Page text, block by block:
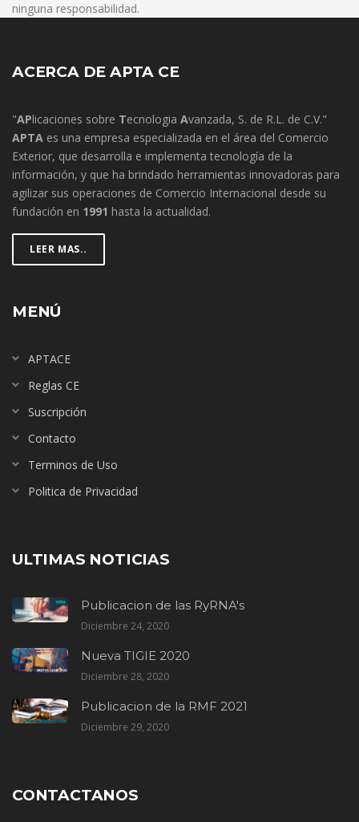
ninguna responsabilidad.
ACERCA DE APTA CE
"APlicaciones sobre Tecnologia Avanzada, S. de R.L. de C.V."
APTA es una empresa especializada en el área del Comercio
Exterior, que desarrolla e implementa tecnología de la
información, y que ha brindado herramientas innovadoras para
agilizar sus operaciones de Comercio Internacional desde su
fundación en 1991 hasta la actualidad.
LEER MAS..
MENÚ
APTACE
Reglas CE
Suscripción
Contacto
Terminos de Uso
Politica de Privacidad
ULTIMAS NOTICIAS
Publicacion de las RyRNA's
Diciembre 24, 2020
Nueva TIGIE 2020
Diciembre 28, 2020
Publicacion de la RMF 2021
Diciembre 29, 2020
CONTACTANOS